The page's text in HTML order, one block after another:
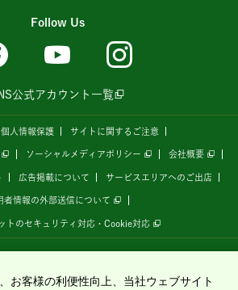
Follow Us
公式アカウント一覧
個人情報保護 サイトに関するご注意
ソーシャルメディアポリシー 会社概要
広告掲載について サービスエリアへのご出店
者情報の外部送信について
トのセキュリティ対応・Cookie対応
お客様の利便性向上、当社ウェブサイト